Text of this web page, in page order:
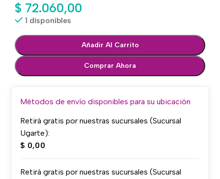
$ 72.060,00
1 disponibles
Añadir Al Carrito
Comprar Ahora
Métodos de envío disponibles para su ubicación
Retirá gratis por nuestras sucursales (Sucursal
Ugarte):
$ 0,00
Retirá gratis por nuestras sucursales (Sucursal